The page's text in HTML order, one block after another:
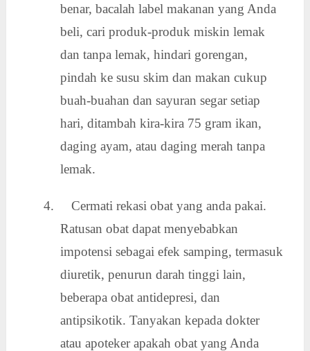
benar, bacalah label makanan yang Anda
beli, cari produk-produk miskin lemak
dan tanpa lemak, hindari gorengan,
pindah ke susu skim dan makan cukup
buah-buahan dan sayuran segar setiap
hari, ditambah kira-kira 75 gram ikan,
daging ayam, atau daging merah tanpa
lemak.
4. Cermati rekasi obat yang anda pakai.
Ratusan obat dapat menyebabkan
impotensi sebagai efek samping, termasuk
diuretik, penurun darah tinggi lain,
beberapa obat antidepresi, dan
antipsikotik. Tanyakan kepada dokter
atau apoteker apakah obat yang Anda